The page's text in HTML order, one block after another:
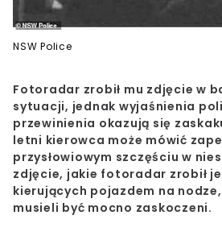
NSW Police
Fotoradar zrobił mu zdjęcie w
sytuacji, jednak wyjaśnienia
przewinienia okazują się
letni kierowca może mówić
przysłowiowym szczęściu w
zdjęcie, jakie fotoradar zrobił
kierujących pojazdem na
musieli być mocno zaskoczeni.